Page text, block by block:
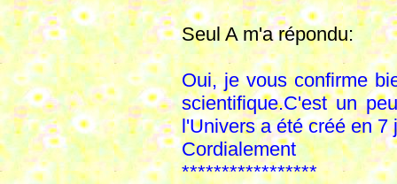
Seul A m'a répondu:
Oui, je vous confirme
scientifique.C'est un
l'Univers a été créé en 7
Cordialement
*****************